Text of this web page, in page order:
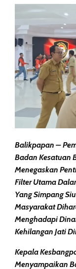
Balikpapan –
Badan Kesatuan
Menegaskan
Filter Utama
Yang Simpang
Masyarakat
Menghadapi
Kehilangan Jati
Kepala
Menyampaikan